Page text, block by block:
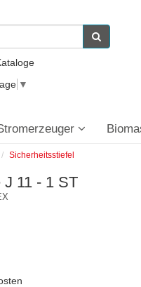
▼
Sicherheitsstiefel
11 - 1 ST